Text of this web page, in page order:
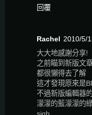
回覆
Rachel 2010/5/
大大地感謝分享!
之前瞄到新版文
都很懶得去了解
這才發現原來是
不過新版編輯器
濛濛的藍濛濛的